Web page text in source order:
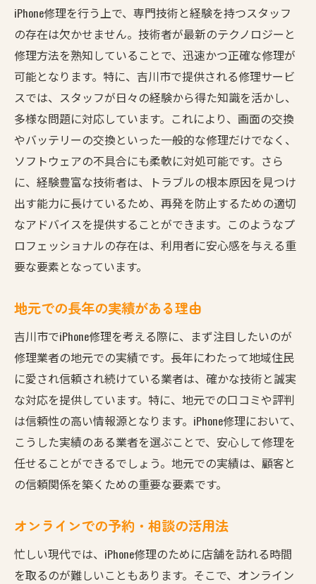
iPhone修理を行う上で、専門技術と経験を持つスタッフ
の存在は欠かせません。技術者が最新のテクノロジーと
修理方法を熟知していることで、迅速かつ正確な修理が
可能となります。特に、吉川市で提供される修理サービ
スでは、スタッフが日々の経験から得た知識を活かし、
多様な問題に対応しています。これにより、画面の交換
やバッテリーの交換といった一般的な修理だけでなく、
ソフトウェアの不具合にも柔軟に対処可能です。さら
に、経験豊富な技術者は、トラブルの根本原因を見つけ
出す能力に長けているため、再発を防止するための適切
なアドバイスを提供することができます。このようなプ
ロフェッショナルの存在は、利用者に安心感を与える重
要な要素となっています。
地元での長年の実績がある理由
吉川市でiPhone修理を考える際に、まず注目したいのが
修理業者の地元での実績です。長年にわたって地域住民
に愛され信頼され続けている業者は、確かな技術と誠実
な対応を提供しています。特に、地元での口コミや評判
は信頼性の高い情報源となります。iPhone修理において、
こうした実績のある業者を選ぶことで、安心して修理を
任せることができるでしょう。地元での実績は、顧客と
の信頼関係を築くための重要な要素です。
オンラインでの予約・相談の活用法
忙しい現代では、iPhone修理のために店舗を訪れる時間
を取るのが難しいこともあります。そこで、オンライン